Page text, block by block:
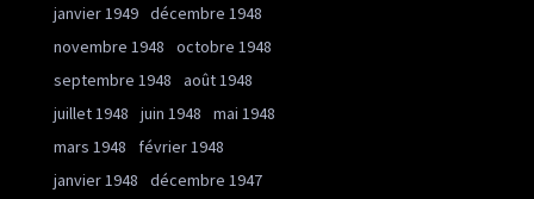
janvier 1949 décembre 1948
novembre 1948
octobre 1948
septembre 1948
août 1948
juillet 1948
juin 1948
mai 1948
mars 1948
février 1948
janvier 1948
décembre 1947